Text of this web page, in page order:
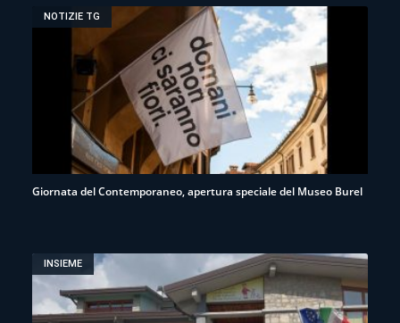
NOTIZIE TG
Giornata del Contemporaneo, apertura speciale del Museo Burel
INSIEME